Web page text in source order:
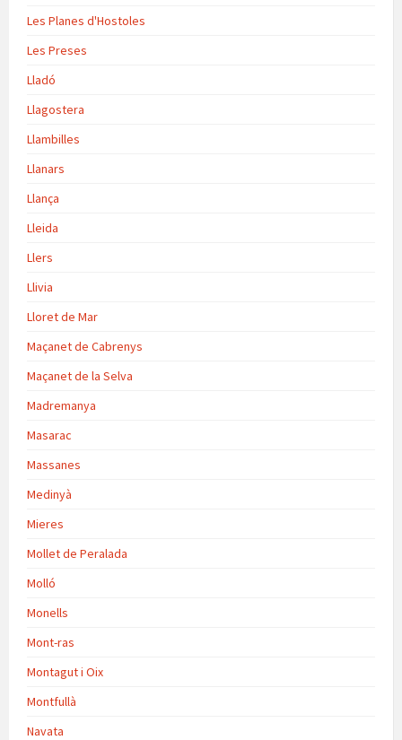
Les Planes d'Hostoles
Les Preses
Lladó
Llagostera
Llambilles
Llanars
Llança
Lleida
Llers
Llivia
Lloret de Mar
Maçanet de Cabrenys
Maçanet de la Selva
Madremanya
Masarac
Massanes
Medinyà
Mieres
Mollet de Peralada
Molló
Monells
Mont-ras
Montagut i Oix
Montfullà
Navata